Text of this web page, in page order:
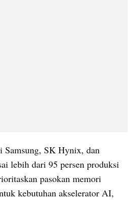
Samsung, SK Hynix, dan
lebih dari 95 persen produksi
pasokan memori
kebutuhan akselerator AI,